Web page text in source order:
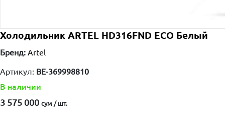
Холодильник ARTEL HD316FND ECO Белый
Бренд: Artel
Артикул: BE-369998810
В наличии
3 575 000 сум / шт.